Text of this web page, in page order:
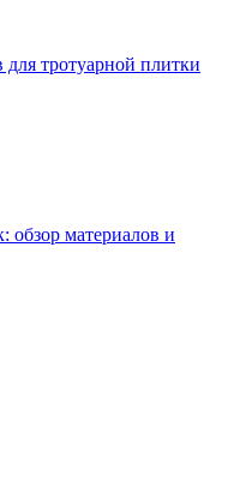
тротуарной плитки
материалов и